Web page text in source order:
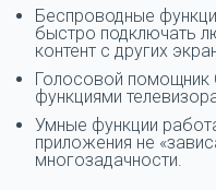
Беспроводные
быстро подключать
контент с других
Голосовой помощник
функциями
Умные функции
приложения не
многозадачности.